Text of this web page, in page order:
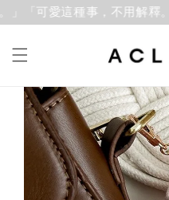
「可愛這種事，不用解釋。」